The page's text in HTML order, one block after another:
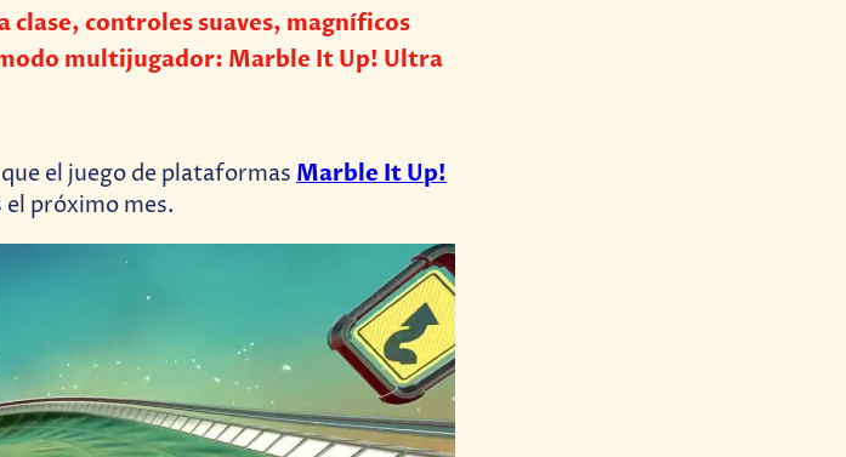
clase, controles suaves, magníficos
multijugador: Marble It Up! Ultra
el juego de plataformas Marble It Up!
el próximo mes.